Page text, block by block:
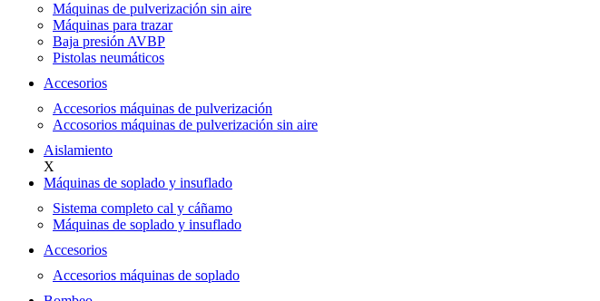
Máquinas de pulverización sin aire
Máquinas para trazar
Baja presión AVBP
Pistolas neumáticos
Accesorios
Accesorios máquinas de pulverización
Accosorios máquinas de pulverización sin aire
Aislamiento
X
Máquinas de soplado y insuflado
Sistema completo cal y cáñamo
Máquinas de soplado y insuflado
Accesorios
Accesorios máquinas de soplado